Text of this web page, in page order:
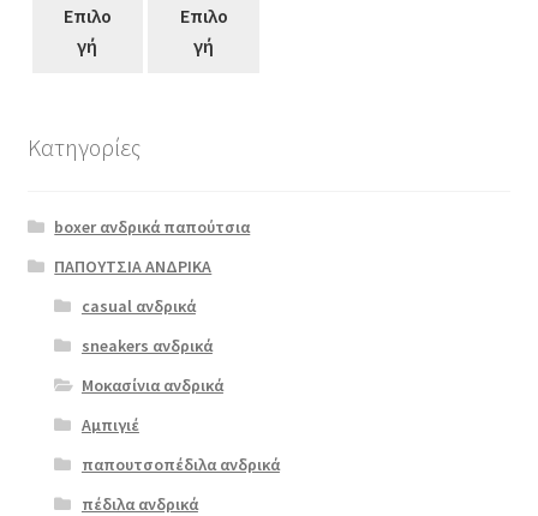
Επιλο
γή
Επιλο
γή
boxer 10055
ταμπά
ΠΡΟΣΦΟΡΆ!
€79.00
Original
price
€ 63.00Η
τρέχουσα
προϊόν
έχει
παραλλαγές.
επιλογές
μπορούν
επιλεγούν
στη
Κατηγορίες
boxer ανδρικά παπούτσια
ΠΑΠΟΥΤΣΙΑ ΑΝΔΡΙΚΑ
casual ανδρικά
sneakers ανδρικά
Μοκασίνια ανδρικά
Αμπιγιέ
παπουτσοπέδιλα ανδρικά
πέδιλα ανδρικά